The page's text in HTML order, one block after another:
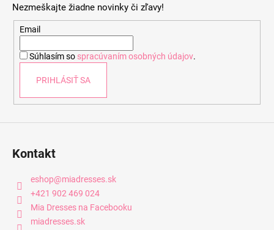
Nezmeškajte žiadne novinky či zľavy!
Email
Súhlasím so spracúvaním osobných údajov.
PRIHLÁSIŤ SA
Kontakt
eshop@miadresses.sk
+421 902 469 024
Mia Dresses na Facebooku
miadresses.sk